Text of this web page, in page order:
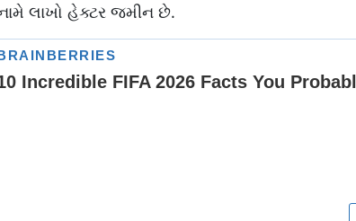
લાખો હેક્ટર જમીન છે.